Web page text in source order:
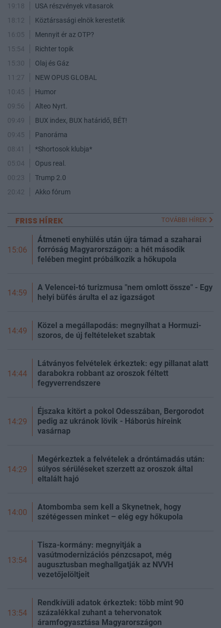
19:18
USA részvények vitasarok
18:12
Köztársasági elnök kerestetik
16:05
Mennyit ér az OTP?
15:54
Richter topik
15:30
Olaj és Gáz
11:27
NEW OPUS GLOBAL
10:45
Humor
09:56
Alteo Nyrt.
09:49
BUX index, BUX határidő, BÉT!
09:45
Panoráma
08:41
*Shortosok klubja*
05:04
Opus real.
00:23
Trump 2.0
20:42
Akko fórum
FRISS HÍREK TOVÁBBI HÍREK
15:06
Átmeneti enyhülés után újra támad a szaharai
forróság Magyarországon: a hét második
felében megint próbálkozik a hőkupola
14:59
A Velencei-tó turizmusa "nem omlott össze" - Egy
helyi büfés árulta el az igazságot
14:49
Közel a megállapodás: megnyílhat a Hormuzi-
szoros, de új feltételeket szabtak
14:44
Látványos felvételek érkeztek: egy pillanat alatt
darabokra robbant az oroszok féltett
fegyverrendszere
14:29
Éjszaka kitört a pokol Odesszában, Bergorodot
pedig az ukránok lövik - Háborús híreink
vasárnap
14:29
Megérkeztek a felvételek a dróntámadás után:
súlyos sérüléseket szerzett az oroszok által
eltalált hajó
14:00
Atombomba sem kell a Skynetnek, hogy
szétégessen minket – elég egy hőkupola
13:54
Tisza-kormány: megnyitják a
vasútmodernizációs pénzcsapot, még
augusztusban meghallgatják az NVVH
vezetőjelöltjeit
13:54
Rendkívüli adatok érkeztek: több mint 90
százalékkal zuhant a tehervonatok
áramfogyasztása Magyarországon